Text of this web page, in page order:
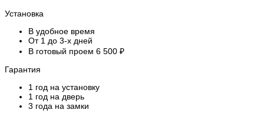
Установка
В удобное время
От 1 до 3-х дней
В готовый проем 6 500 ₽
Гарантия
1 год на установку
1 год на дверь
3 года на замки